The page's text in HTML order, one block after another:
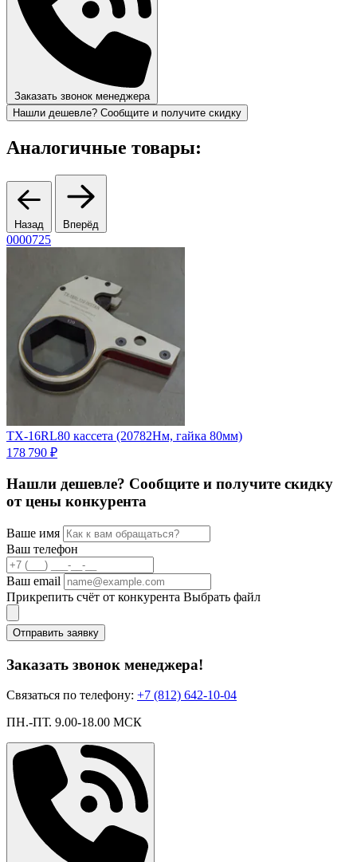
Заказать звонок менеджера
Нашли дешевле? Сообщите и получите скидку
Аналогичные товары:
Назад Вперёд
0000725
TX-16RL80 кассета (20782Нм, гайка 80мм)
178 790 ₽
Нашли дешевле? Сообщите и получите скидку
от цены конкурента
Ваше имя
Ваш телефон
Ваш email
Прикрепить счёт от конкурента Выбрать файл
Отправить заявку
Заказать звонок менеджера!
Связаться по телефону: +7 (812) 642-10-04
ПН.-ПТ. 9.00-18.00 МСК